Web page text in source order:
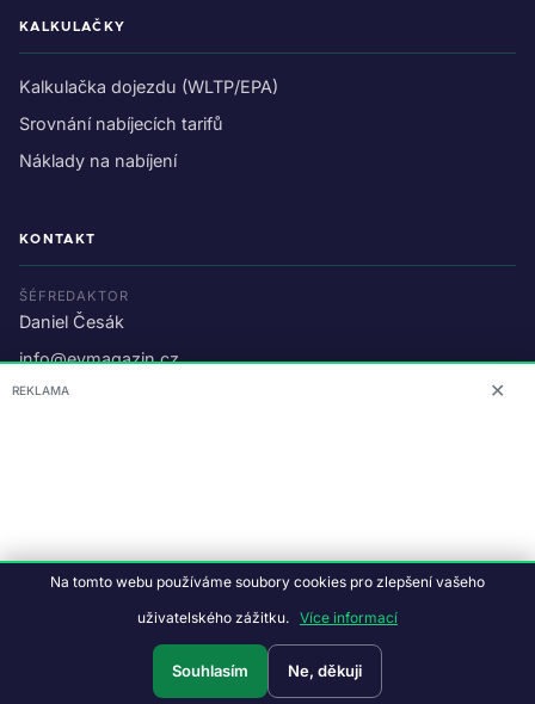
KALKULAČKY
Kalkulačka dojezdu (WLTP/EPA)
Srovnání nabíjecích tarifů
Náklady na nabíjení
KONTAKT
ŠÉFREDAKTOR
Daniel Česák
info@evmagazin.cz
O nás
© 2026 EV Magazin.Podmínky a ochrana dat.
Studiografix
REKLAMA ✕
Na tomto webu používáme soubory cookies pro zlepšení vašeho
uživatelského zážitku. Více informací
Souhlasím Ne, děkuji